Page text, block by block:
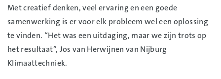
Met creatief denken, veel ervaring en een goede
samenwerking is er voor elk probleem wel een oplossing
te vinden. “Het was een uitdaging, maar we zijn trots op
het resultaat”, Jos van Herwijnen van Nijburg
Klimaattechniek.